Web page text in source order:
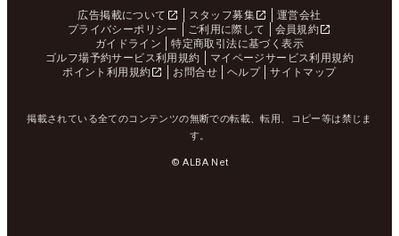
広告掲載について スタッフ募集
運営会社
プライバシーポリシー
ご利用に際して
会員規約
ガイドライン
特定商取引法に基づく表示
ゴルフ場予約サービス利用規約
マイページサービス利用規約
ポイント利用規約
お問合せ ヘルプ サイトマップ
掲載されている全てのコンテンツの無断での転載、転用、コピー等は禁じま
す。
© ALBA Net